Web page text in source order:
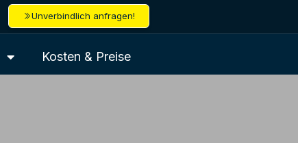
Unverbindlich anfragen!
Kosten & Preise